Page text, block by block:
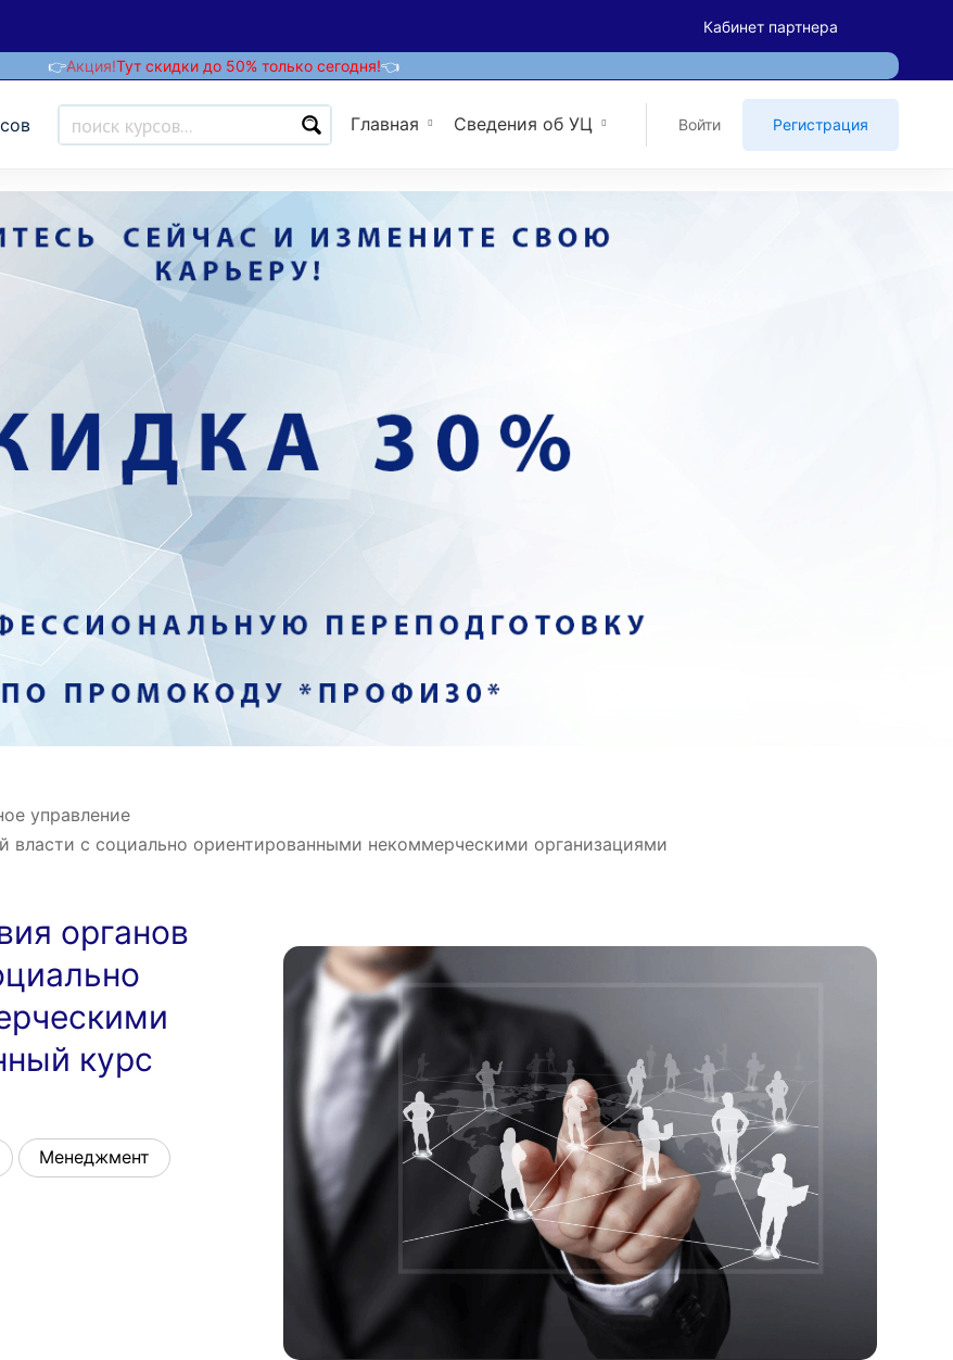
Кабинет партнера
👉Акция!Тут скидки до 50% только сегодня!👈
Главная Сведения об УЦ Войти Регистрация
управление
власти с социально ориентированными некоммерческими организациями
органов
курс
Менеджмент